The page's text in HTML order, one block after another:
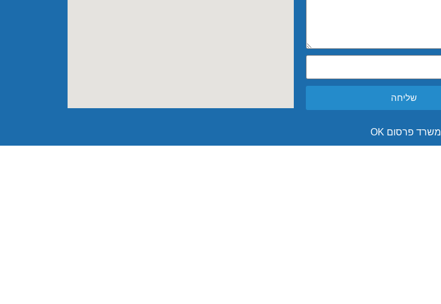
שליחה
משרד פרסום OK